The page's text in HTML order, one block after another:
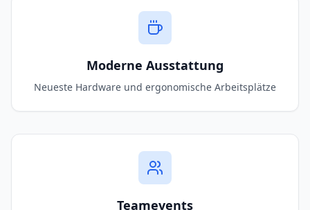
Moderne Ausstattung
Neueste Hardware und ergonomische Arbeitsplätze
Teamevents